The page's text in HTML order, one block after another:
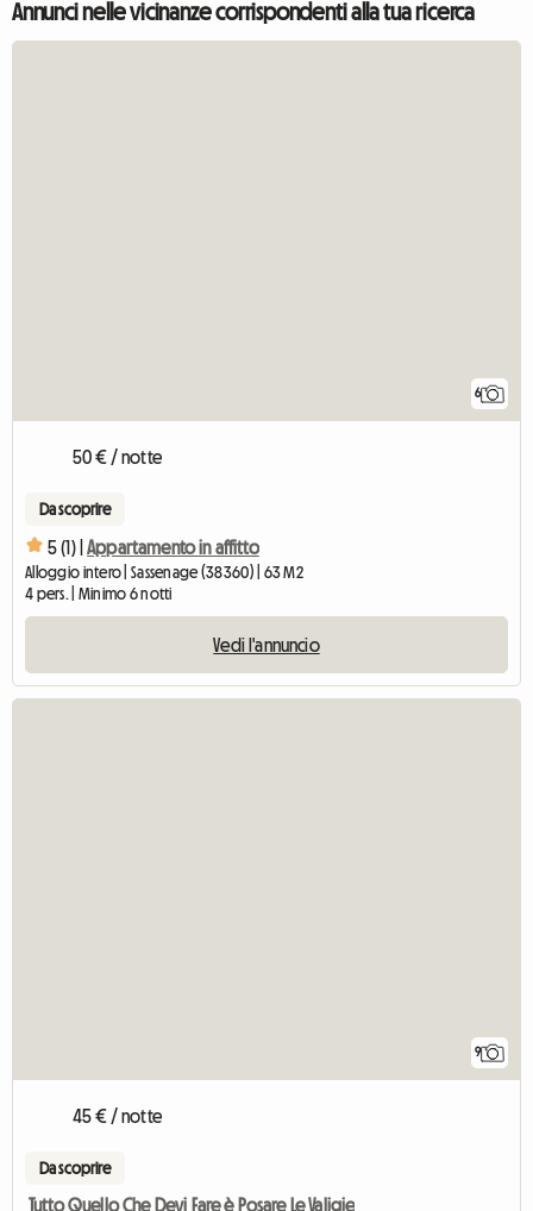
Annunci nelle vicinanze corrispondenti alla tua ricerca
6
50 € / notte
Da scoprire
5 (1) | Appartamento in affitto
Alloggio intero | Sassenage (38360) | 63 M2
4 pers. | Minimo 6 notti
Vedi l'annuncio
9
45 € / notte
Da scoprire
Tutto Quello Che Devi Fare è Posare Le Valigie